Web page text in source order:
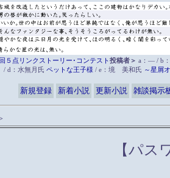
５点リンクストーリー･コンテスト投稿者＞ a：― / b
/ d：水無月氏 ペットな王子様 / e：境 美和氏 ～星屑
新規登録 新着小説 更新小説 雑談掲示
【パス